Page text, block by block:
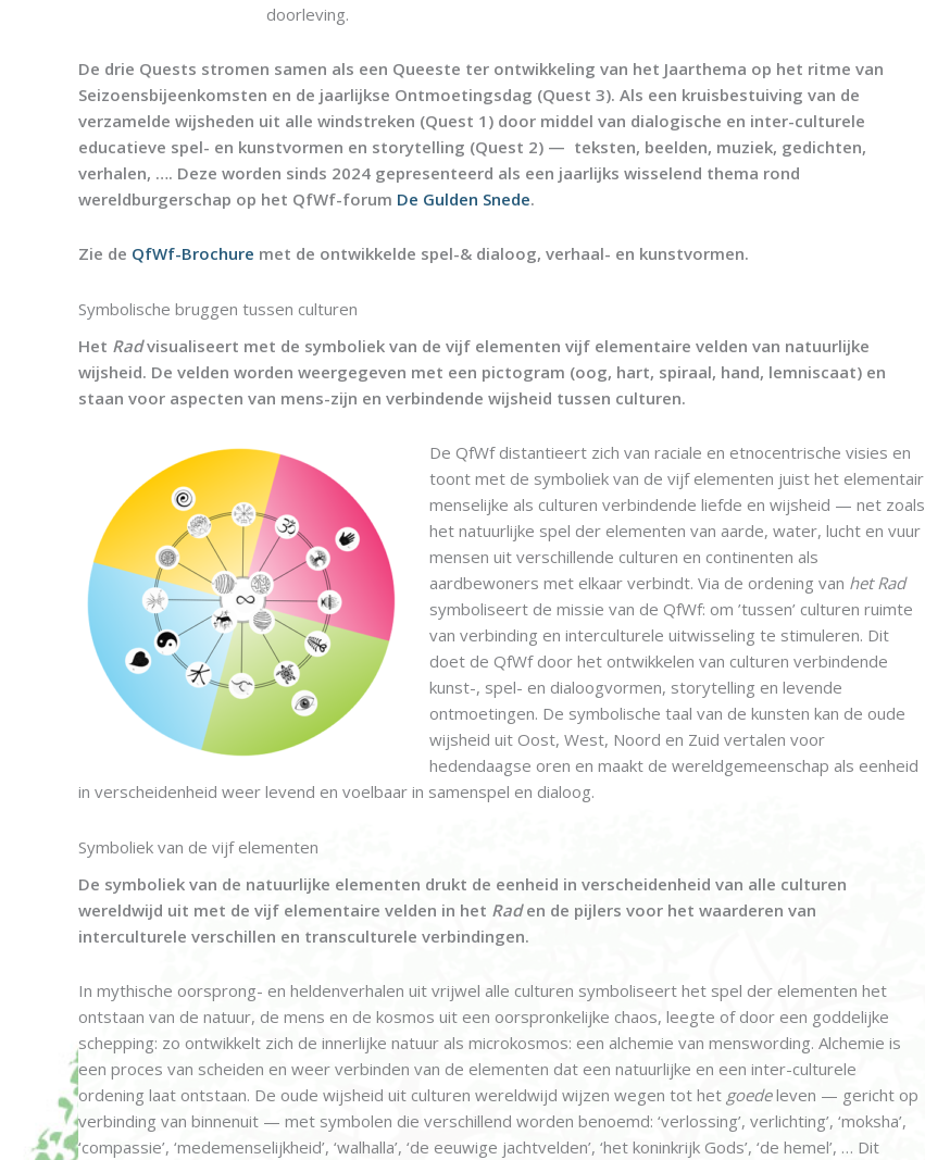
doorleving.
De drie Quests stromen samen als een Queeste ter ontwikkeling van het Jaarthema op het ritme van
Seizoensbijeenkomsten en de jaarlijkse Ontmoetingsdag (Quest 3). Als een kruisbestuiving van de
verzamelde wijsheden uit alle windstreken (Quest 1) door middel van dialogische en inter-culturele
educatieve spel- en kunstvormen en storytelling (Quest 2) — teksten, beelden, muziek, gedichten,
verhalen, …. Deze worden sinds 2024 gepresenteerd als een jaarlijks wisselend thema rond
wereldburgerschap op het QfWf-forum De Gulden Snede.
Zie de QfWf-Brochure met de ontwikkelde spel-& dialoog, verhaal- en kunstvormen.
Symbolische bruggen tussen culturen
Het Radvisualiseert met de symboliek van de vijf elementen vijf elementaire velden van natuurlijke
wijsheid. De velden worden weergegeven met een pictogram (oog, hart, spiraal, hand, lemniscaat) en
staan voor aspecten van mens-zijn en verbindende wijsheid tussen culturen.
De QfWf distantieert zich van raciale en etnocentrische visies en
toont met de symboliek van de vijf elementen juist het elementair
menselijke als culturen verbindende liefde en wijsheid — net zoals
het natuurlijke spel der elementen van aarde, water, lucht en vuur
mensen uit verschillende culturen en continenten als
aardbewoners met elkaar verbindt. Via de ordening van het Rad
symboliseert de missie van de QfWf: om ’tussen’ culturen ruimte
van verbinding en interculturele uitwisseling te stimuleren. Dit
doet de QfWf door het ontwikkelen van culturen verbindende
kunst-, spel- en dialoogvormen, storytelling en levende
ontmoetingen. De symbolische taal van de kunsten kan de oude
wijsheid uit Oost, West, Noord en Zuid vertalen voor
hedendaagse oren en maakt de wereldgemeenschap als eenheid
in verscheidenheid weer levend en voelbaar in samenspel en dialoog.
Symboliek van de vijf elementen
De symboliek van de natuurlijke elementen drukt de eenheid in verscheidenheid van alle culturen
wereldwijd uit met de vijf elementaire velden in het Raden de pijlers voor het waarderen van
interculturele verschillen en transculturele verbindingen.
In mythische oorsprong- en heldenverhalen uit vrijwel alle culturen symboliseert het spel der elementen het
ontstaan van de natuur, de mens en de kosmos uit een oorspronkelijke chaos, leegte of door een goddelijke
schepping: zo ontwikkelt zich de innerlijke natuur als microkosmos: een alchemie van menswording. Alchemie is
een proces van scheiden en weer verbinden van de elementen dat een natuurlijke en een inter-culturele
ordening laat ontstaan. De oude wijsheid uit culturen wereldwijd wijzen wegen tot het goedeleven — gericht op
verbinding van binnenuit — met symbolen die verschillend worden benoemd: ‘verlossing’, verlichting’, ‘moksha’,
‘compassie’, ‘medemenselijkheid’, ‘walhalla’, ‘de eeuwige jachtvelden’, ‘het koninkrijk Gods’, ‘de hemel’, … Dit